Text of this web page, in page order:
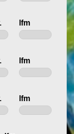
lfm
lfm
lfm